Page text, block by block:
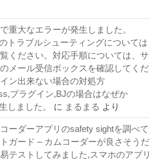
重大なエラーが発生しました。
トラブルシューティングについては
ください。対応手順については、サ
メール受信ボックスを確認してくだ
ン出来ない場合の対処方
プラグイン,BJの場合はなぜか
しました。
に まるまる より
ーダーアプリのsafety sightを調べて
ガード – カムコーダーが良さそうだ
テストしてみました,スマホのアプリ